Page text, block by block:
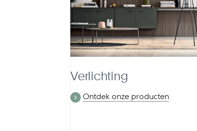
Verlichting
Ontdek onze producten